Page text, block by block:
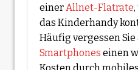
einerAllnet-Flatrate
das Kinderhandy
Häufig vergessen
Smartphones einen